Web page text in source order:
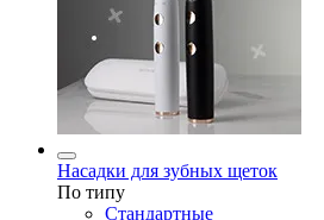
Насадки для зубных щеток
По типу
Стандартные